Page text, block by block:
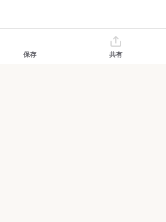
保存 共有